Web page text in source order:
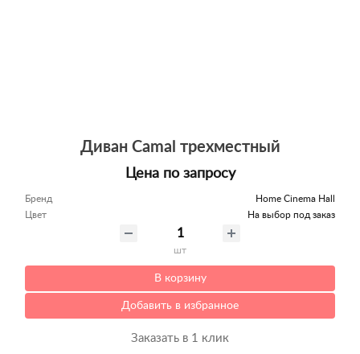
Диван Camal трехместный
Цена по запросу
Бренд
Home Cinema Hall
Цвет
На выбор под заказ
шт
В корзину
Добавить в избранное
Заказать в 1 клик